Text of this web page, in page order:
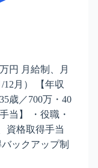
円 月給制、月
12月） 【年収
歳／700万・40
当】 ・役職・
資格取得手当
ックアップ制